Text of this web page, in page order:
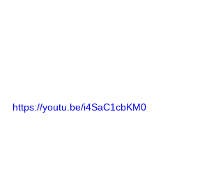
https://youtu.be/i4SaC1cbKM0